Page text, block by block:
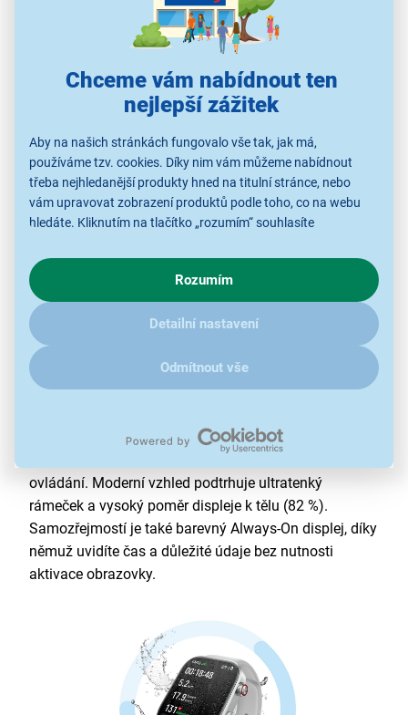
Chceme vám nabídnout ten
nejlepší zážitek
Aby na našich stránkách fungovalo vše tak, jak má,
používáme tzv. cookies. Díky nim vám můžeme nabídnout
třeba nejhledanější produkty hned na titulní stránce, nebo
vám upravovat zobrazení produktů podle toho, co na webu
hledáte. Kliknutím na tlačítko „rozumím“ souhlasíte
chování na webu pro zobrazení cílených reklam. Pokud vás
zajímají detaily, jak u nás s cookies a dalšími údaji pracujeme,
kliknětesem.
Rozumím
Detailní nastavení
Odmítnout vše
Displej, který vás zaujme na první pohled
Chytré hodinkyXiaomi REDMI Watch 6 NFC v
provedení Silver Gray spojují elegantní vzhled,
moderní funkce a pohodlné každodenní používání.
Skvěle se hodí pro aktivní uživatele, kteří chtějí mít
přehled o pohybu, zdraví i důležitých upozorněních
přímo na zápěstí. Dominantou modelu je velký
2,07" AMOLED displejs jemným rozlišením
432 × 514 pixelů, který nabídne ostrý obraz, syté barvy
usnadní používání i na přímém slunci,
ovládání. Moderní vzhled podtrhuje ultratenký
rámeček a vysoký poměr displeje k tělu (82 %).
Samozřejmostí je také barevný Always-On displej, díky
němuž uvidíte čas a důležité údaje bez nutnosti
aktivace obrazovky.